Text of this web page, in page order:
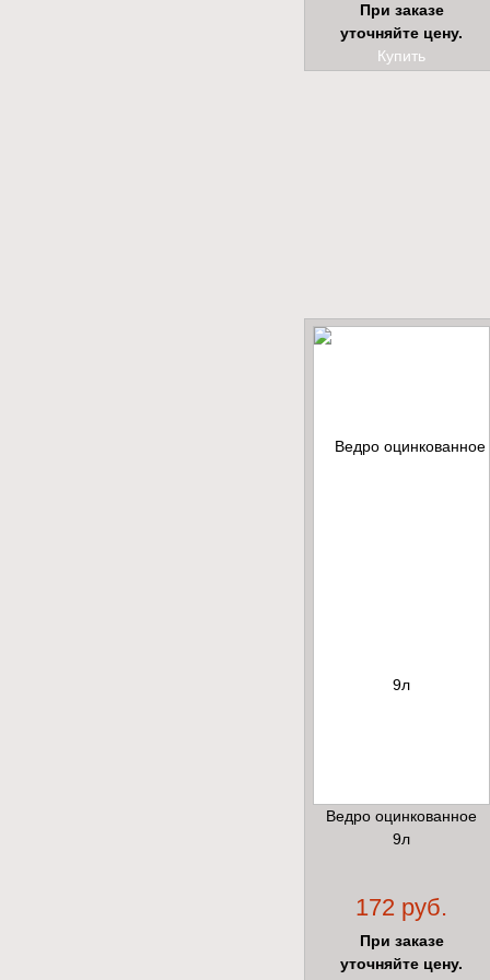
При заказе
уточняйте цену.
Купить
Ведро оцинкованное
9л
172 руб.
При заказе
уточняйте цену.